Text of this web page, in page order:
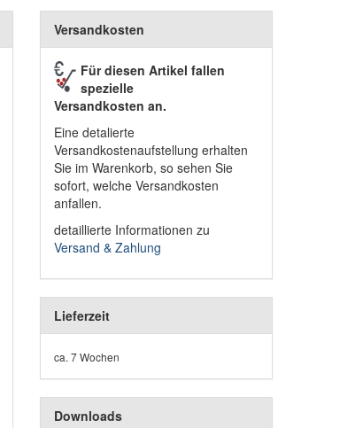
Versandkosten
Für diesen Artikel fallen
spezielle
Versandkosten an.
Eine detalierte
Versandkostenaufstellung erhalten
Sie im Warenkorb, so sehen Sie
sofort, welche Versandkosten
anfallen.
detaillierte Informationen zu
Versand & Zahlung
Lieferzeit
ca. 7 Wochen
Downloads